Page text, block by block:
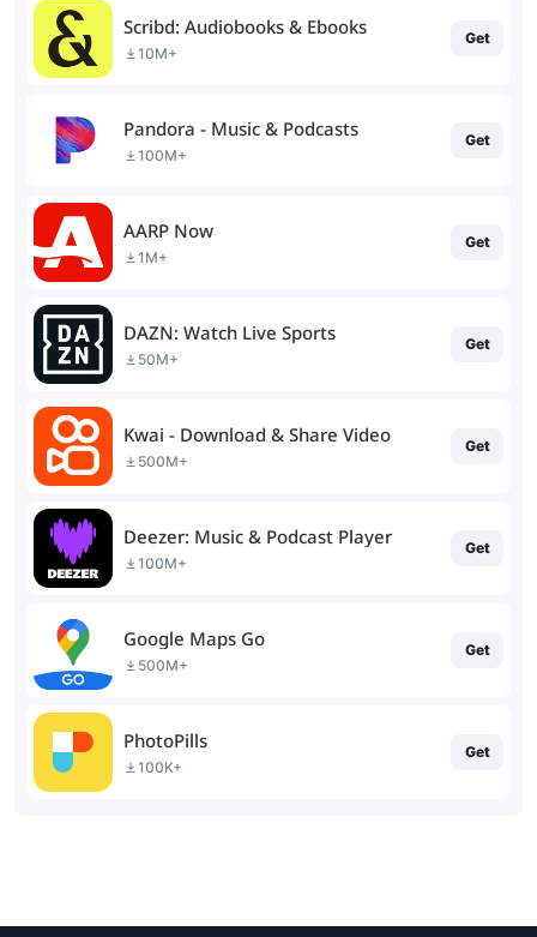
Scribd: Audiobooks & Ebooks
10M+
Get
Pandora - Music & Podcasts
100M+
Get
AARP Now
1M+
Get
DAZN: Watch Live Sports
50M+
Get
Kwai - Download & Share Video
500M+
Get
Deezer: Music & Podcast Player
100M+
Get
Google Maps Go
500M+
Get
PhotoPills
100K+
Get